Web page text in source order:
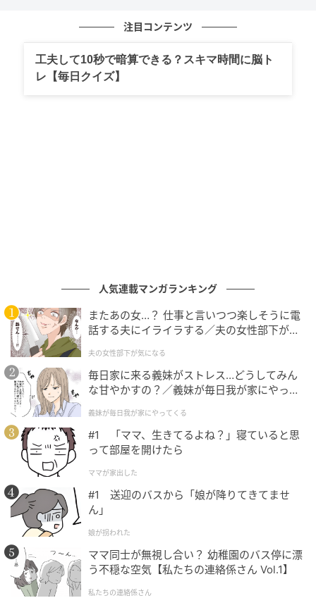
=3.36
=48×1/100
=0.48
このように計算することができました。
まとめ
小数の扱い方を復習する良い機会になったのではない
でしょうか。
小数のまま計算すると筆算が複雑になる場合があるの
で、整数に直してから計算するようにしましょう。
計算は、一問や二問だけではなかなか身につきませ
ん。たくさん演習を重ねて、理解を深めていくことが
とても大切です。本問題は小数第一位までの計算でし
注目コンテンツ
工夫して10秒で暗算できる？スキマ時間に脳ト
レ【毎日クイズ】
人気連載マンガランキング
またあの女…？ 仕事と言いつつ楽しそうに電
話する夫にイライラする／夫の女性部下が気
夫の女性部下が気になる
毎日家に来る義妹がストレス…どうしてみん
な甘やかすの？／義妹が毎日我が家にやって
が】
義妹が毎日我が家にやってくる
#1 「ママ、生きてるよね？」寝ていると思
って部屋を開けたら
ママが家出した
#1 送迎のバスから「娘が降りてきてませ
ん」
娘が拐われた
ママ同士が無視し合い？ 幼稚園のバス停に漂
う不穏な空気【私たちの連絡係さん Vol.1】
私たちの連絡係さん